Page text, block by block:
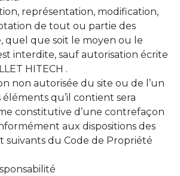
représentation, modification,
de tout ou partie des
quel que soit le moyen ou le
interdite, sauf autorisation écrite
HITECH .
non autorisée du site ou de l’un
qu’il contient sera
constitutive d’une contrefaçon
aux dispositions des
suivants du Code de Propriété